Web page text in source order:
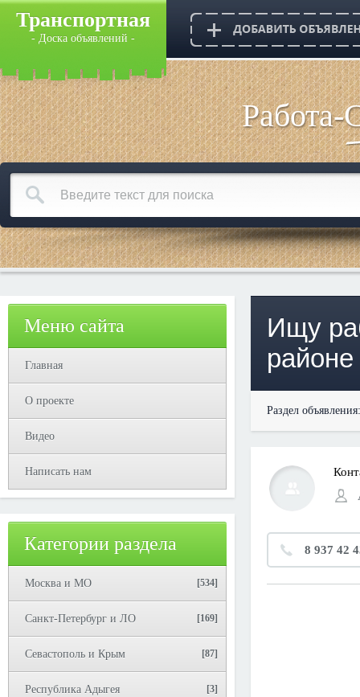
Транспортная
- Доска объявлений -
Меню сайта
Главная
О проекте
Видео
Написать нам
Категории раздела
Москва и МО [534]
Санкт-Петербург и ЛО [169]
Севастополь и Крым [87]
Республика Адыгея [3]
Ищу
Раздел
8 937 42